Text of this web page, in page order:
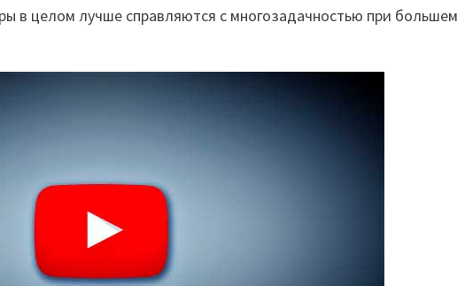
в целом лучше справляются с многозадачностью при большем